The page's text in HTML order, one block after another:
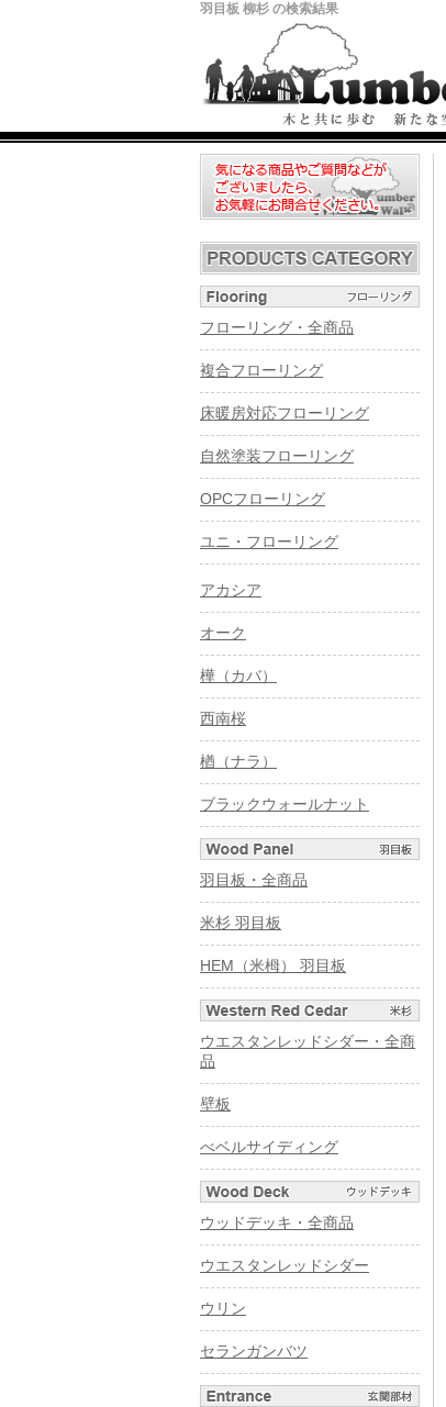
羽目板 柳杉 の検索結果
フローリング・全商品
複合フローリング
床暖房対応フローリング
自然塗装フローリング
OPCフローリング
ユニ・フローリング
アカシア
オーク
樺（カバ）
西南桜
楢（ナラ）
ブラックウォールナット
羽目板・全商品
米杉 羽目板
HEM（米栂） 羽目板
ウエスタンレッドシダー・全商
品
壁板
べベルサイディング
ウッドデッキ・全商品
ウエスタンレッドシダー
ウリン
セランガンバツ